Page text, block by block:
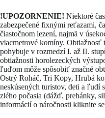
!UPOZORNENIE! Niektoré
zabezpečené fixnými reťazami,
čiastočnom lezení, najmä v
viacmetrové komíny. Obtiažnosť
pohybuje v rozmedzí I. až II.
obtiažnosti horolezeckých
ľuďom môže spôsobiť značné
Ostrý Roháč, Tri Kopy, Hrubá
neskúsených turistov, deti a ľudí
zlého počasia (dážď, prehánky,
informácií o náročnosti kliknite